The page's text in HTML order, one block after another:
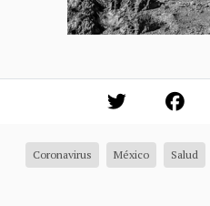
Coronavirus México Salud